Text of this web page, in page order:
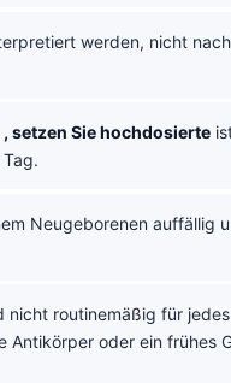
werden, nicht
, setzen Sie hochdosierte
Neugeborenen auffällig
nicht routinemäßig für
Antikörper oder ein frühes